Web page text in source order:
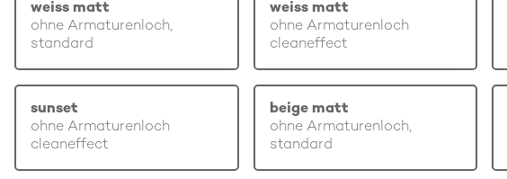
weiss matt
ohne Armaturenloch,
standard
weiss matt
ohne Armaturenloch
cleaneffect
sunset
ohne Armaturenloch
cleaneffect
beige matt
ohne Armaturenloch,
standard